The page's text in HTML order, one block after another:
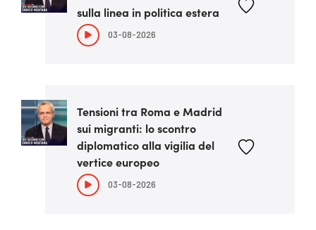
sulla linea in politica estera
03-08-2026
Tensioni tra Roma e Madrid
sui migranti: lo scontro
diplomatico alla vigilia del
vertice europeo
03-08-2026